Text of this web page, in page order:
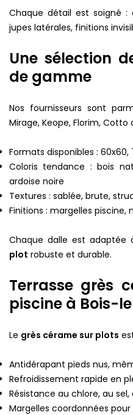
Chaque détail est soigné :
jupes latérales, finitions
Une sélection
de gamme
Nos fournisseurs sont
Mirage, Keope, Florim, Cotto
Formats disponibles : 60x60,
Coloris tendance : bois
ardoise noire
Textures : sablée, brute,
Finitions : margelles piscine,
Chaque dalle est adaptée
plot robuste et durable.
Terrasse grès
piscine à Bois-
Le grès cérame sur plots
Antidérapant pieds nus,
Refroidissement rapide en
Résistance au chlore, au
Margelles coordonnées